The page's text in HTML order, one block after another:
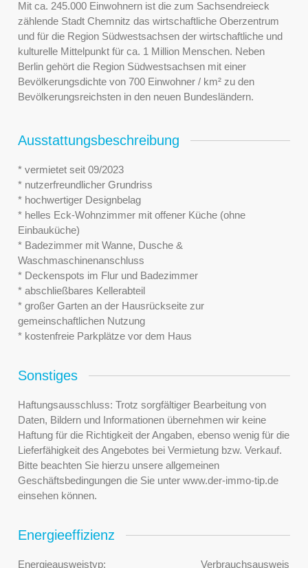
Mit ca. 245.000 Einwohnern ist die zum Sachsendreieck
zählende Stadt Chemnitz das wirtschaftliche Oberzentrum
und für die Region Südwestsachsen der wirtschaftliche und
kulturelle Mittelpunkt für ca. 1 Million Menschen. Neben
Berlin gehört die Region Südwestsachsen mit einer
Bevölkerungsdichte von 700 Einwohner / km² zu den
Bevölkerungsreichsten in den neuen Bundesländern.
Ausstattungsbeschreibung
* vermietet seit 09/2023
* nutzerfreundlicher Grundriss
* hochwertiger Designbelag
* helles Eck-Wohnzimmer mit offener Küche (ohne
Einbauküche)
* Badezimmer mit Wanne, Dusche &
Waschmaschinenanschluss
* Deckenspots im Flur und Badezimmer
* abschließbares Kellerabteil
* großer Garten an der Hausrückseite zur
gemeinschaftlichen Nutzung
* kostenfreie Parkplätze vor dem Haus
Sonstiges
Haftungsausschluss: Trotz sorgfältiger Bearbeitung von
Daten, Bildern und Informationen übernehmen wir keine
Haftung für die Richtigkeit der Angaben, ebenso wenig für die
Lieferfähigkeit des Angebotes bei Vermietung bzw. Verkauf.
Bitte beachten Sie hierzu unsere allgemeinen
Geschäftsbedingungen die Sie unter www.der-immo-tip.de
einsehen können.
Energieeffizienz
Energieausweistyp: Verbrauchsausweis